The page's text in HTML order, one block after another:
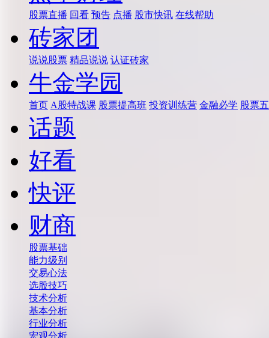
股票直播 回看 预告 点播 股市快讯 在线帮助
砖家团
说说股票 精品说说 认证砖家
牛金学园
首页 A股特战课 股票提高班 投资训练营 金融必学 股票
话题
好看
快评
财商
股票基础
能力级别
交易心法
选股技巧
技术分析
基本分析
行业分析
宏观分析